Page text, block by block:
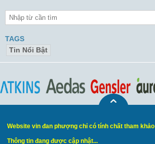
TAGS
Tin Nổi Bật
Website vin đan phượng chỉ có tính chất tham khảo
Thông tin đang được cập nhật...